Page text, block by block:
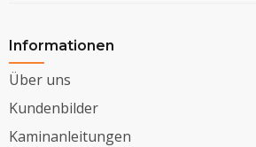
Informationen
Über uns
Kundenbilder
Kaminanleitungen